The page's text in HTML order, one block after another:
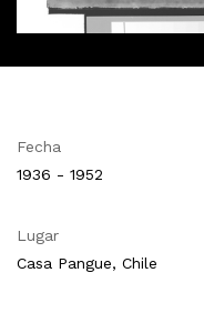
Fecha
1936 - 1952
Lugar
Casa Pangue, Chile